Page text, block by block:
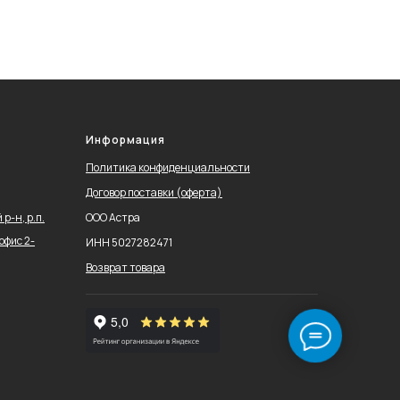
р-н, р.п.
2-
Информация
Политика конфиденциальности
Договор поставки (оферта)
ООО Астра
ИНН 5027282471
Возврат товара